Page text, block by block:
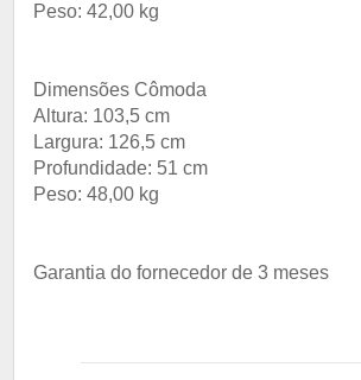
Peso: 42,00 kg
Dimensões Cômoda
Altura: 103,5 cm
Largura: 126,5 cm
Profundidade: 51 cm
Peso: 48,00 kg
Garantia do fornecedor de 3 meses